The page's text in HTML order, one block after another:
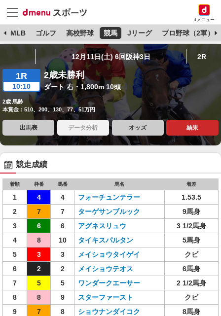
dメニュー
MLB ゴルフ 高校野球 競馬 Jリーグ プロ野球（2軍）
12月11日(土) 6回阪神3日 2R
1R
10:10
2歳未勝利
ダート 右・1,800m 10頭
2歳 馬齢
本賞金：510、200、130、77、51万円
出馬表 データ分析 オッズ 結果
競走成績
着順 枠番 馬番 馬名 着差
1 4 4 フォーチュンテラー
1.53.5
2
7 7 ターゲサンブルック
9馬身
3
6 6 アグネスリュウ
3 1/2馬身
4
8 10 タイキスパルタン
5馬身
5
3 3 メイショウタイゲイ
クビ
6
2 2 メイショウテオス
6馬身
7
5 5 ワンダークエーサー
2 1/2馬身
8
8 9 スターファースト
クビ
9
7 8 ショウナンダイコク
8馬身